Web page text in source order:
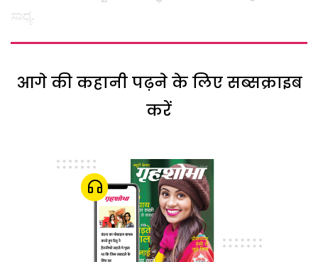
ಸಾಧ್ಯ.
आगे की कहानी पढ़ने के लिए सब्सक्राइब
करें